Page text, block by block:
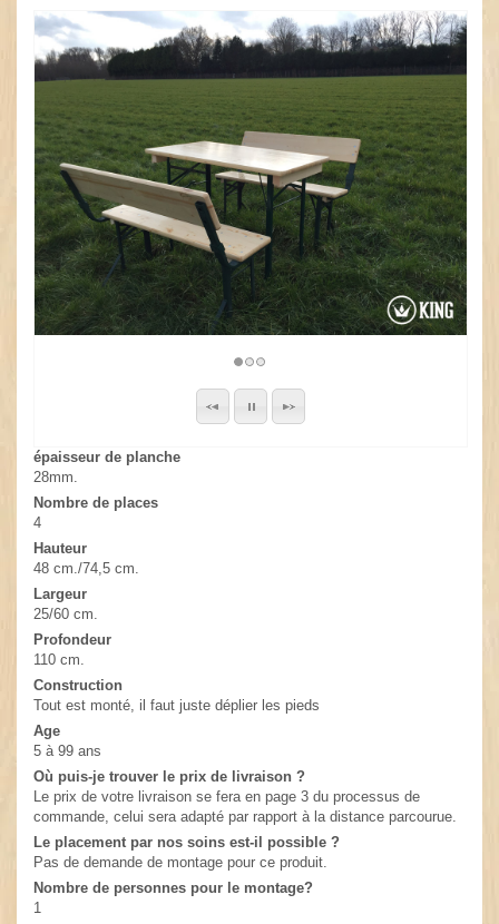
épaisseur de planche
28mm.
Nombre de places
4
Hauteur
48 cm./74,5 cm.
Largeur
25/60 cm.
Profondeur
110 cm.
Construction
Tout est monté, il faut juste déplier les pieds
Age
5 à 99 ans
Où puis-je trouver le prix de livraison ?
Le prix de votre livraison se fera en page 3 du processus de
commande, celui sera adapté par rapport à la distance parcourue.
Le placement par nos soins est-il possible ?
Pas de demande de montage pour ce produit.
Nombre de personnes pour le montage?
1